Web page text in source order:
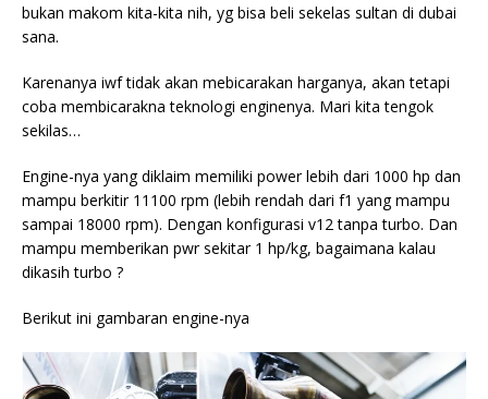
bukan makom kita-kita nih, yg bisa beli sekelas sultan di dubai
sana.
Karenanya iwf tidak akan mebicarakan harganya, akan tetapi
coba membicarakna teknologi enginenya. Mari kita tengok
sekilas…
Engine-nya yang diklaim memiliki power lebih dari 1000 hp dan
mampu berkitir 11100 rpm (lebih rendah dari f1 yang mampu
sampai 18000 rpm). Dengan konfigurasi v12 tanpa turbo. Dan
mampu memberikan pwr sekitar 1 hp/kg, bagaimana kalau
dikasih turbo ?
Berikut ini gambaran engine-nya